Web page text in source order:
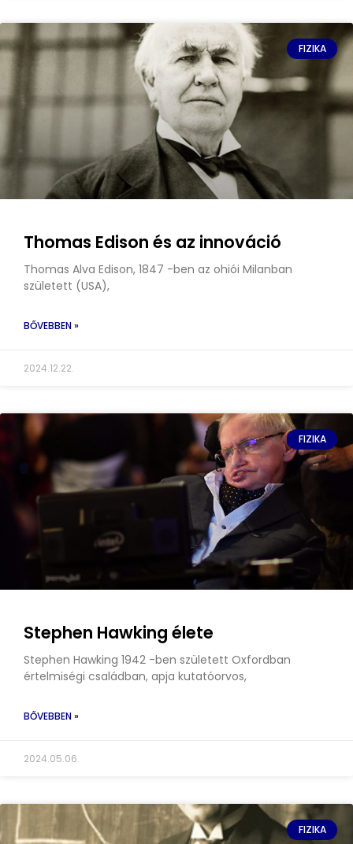
FIZIKA
Thomas Edison és az innováció
Thomas Alva Edison, 1847 -ben az ohiói Milanban
született (USA),
BŐVEBBEN »
2024.12.22.
FIZIKA
Stephen Hawking élete
Stephen Hawking 1942 -ben született Oxfordban
értelmiségi családban, apja kutatóorvos,
BŐVEBBEN »
2024.05.06.
FIZIKA